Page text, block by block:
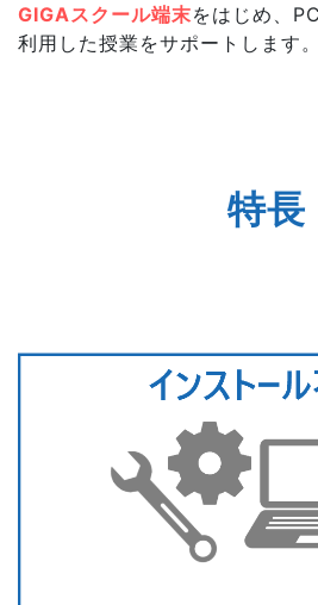
GIGAスクール端末をはじめ、
利用した授業をサポートします。
特長